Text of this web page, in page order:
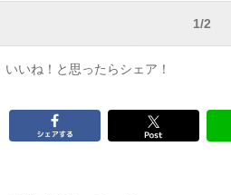
1/2
いいね！と思ったらシェア！